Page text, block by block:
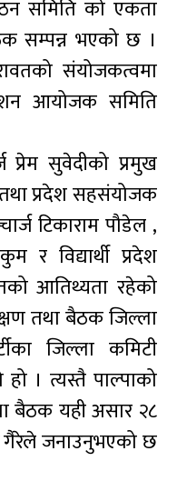
समिति को एकता
सम्पन्न भएको छ ।
संयोजकत्वमा
आयोजक समिति
प्रेम सुवेदीको प्रमुख
प्रदेश सहसंयोजक
टिकाराम पौडेल ,
र विद्यार्थी प्रदेश
आतिथ्यता रहेको
तथा बैठक जिल्ला
जिल्ला कमिटी
। त्यस्तै पाल्पाको
बैठक यही असार २८
जनाउनुभएको छ